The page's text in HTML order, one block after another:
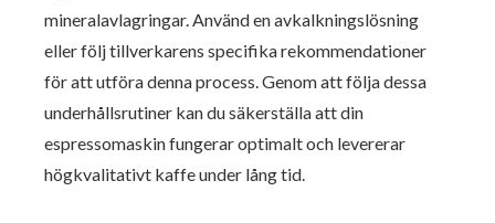
mineralavlagringar. Använd en avkalkningslösning
eller följ tillverkarens specifika rekommendationer
för att utföra denna process. Genom att följa dessa
underhållsrutiner kan du säkerställa att din
espressomaskin fungerar optimalt och levererar
högkvalitativt kaffe under lång tid.